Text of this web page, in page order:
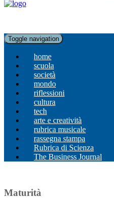
Toggle navigation
home
scuola
società
mondo
riflessioni
cultura
tech
arte e creatività
rubrica musicale
rassegna stampa
Rubrica di Scienza
The Business Journal
Maturità